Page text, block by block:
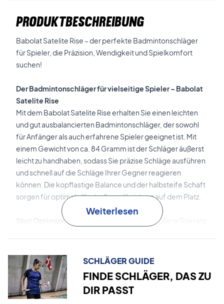
PRODUKTBESCHREIBUNG
Babolat Satelite Rise – der perfekte Badmintonschläger
für Spieler, die Präzision, Wendigkeit und Spielkomfort
suchen!
Der Badmintonschläger für vielseitige Spieler – Babolat
Satelite Rise
Mit dem Babolat Satelite Rise erhalten Sie einen leichten
und gut ausbalancierten Badmintonschläger, der sowohl
für Anfänger als auch erfahrene Spieler geeignet ist. Mit
einem Gewicht von ca. 84 Gramm ist der Schläger äußerst
leicht zu handhaben, sodass Sie präzise Schläge ausführen
und schnell auf die Schläge Ihrer Gegner reagieren
können. Die kopflastige Balance und der halbsteife Schaft
sorgen für optimale Kontrolle und Leistung auf dem Platz.
Shot Optimizer-Technologie
bietet eine größere Toleranz
Der Satelite Rise ist perfekt abgestimmt für maximale
Kontrolle und Flexibilität.
Weiterlesen
SCHLÄGER GUIDE
FINDE SCHLÄGER, DAS ZU
DIR PASST